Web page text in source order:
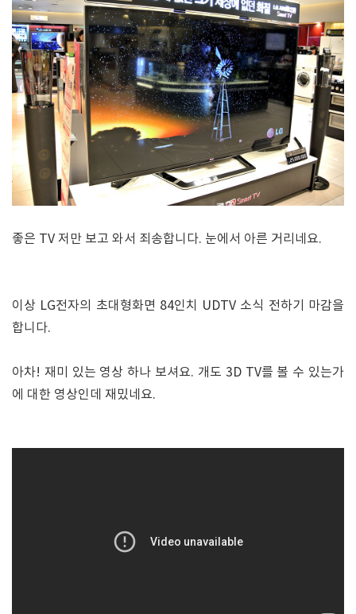
좋은 TV 저만 보고 와서 죄송합니다. 눈에서 아른 거리네요.
이상 LG전자의 초대형화면 84인치 UDTV 소식 전하기 마감을
합니다.
아차! 재미 있는 영상 하나 보셔요. 개도 3D TV를 볼 수 있는가
에 대한 영상인데 재밌네요.